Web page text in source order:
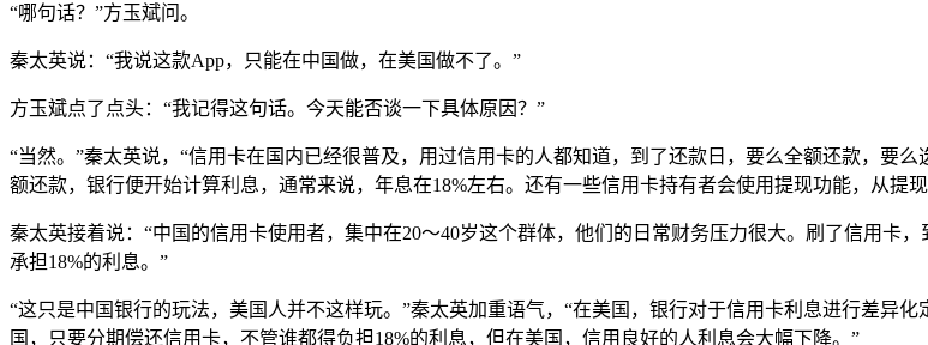
“哪句话？”方玉斌问。
秦太英说：“我说这款App，只能在中国做，在美国做不了。”
方玉斌点了点头：“我记得这句话。今天能否谈一下具体原因？”
“当然。”秦太英说，“信用卡在国内已经很普及，用过信用卡的人都知道，到了还款日，要么全额还款，要
额还款，银行便开始计算利息，通常来说，年息在18%左右。还有一些信用卡持有者会使用提现功能，从提
秦太英接着说：“中国的信用卡使用者，集中在20～40岁这个群体，他们的日常财务压力很大。刷了信用卡
承担18%的利息。”
“这只是中国银行的玩法，美国人并不这样玩。”秦太英加重语气，“在美国，银行对于信用卡利息进行差异
国，只要分期偿还信用卡，不管谁都得负担18%的利息，但在美国，信用良好的人利息会大幅下降。”